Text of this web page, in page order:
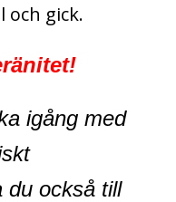
och gick.
igång med
du också till